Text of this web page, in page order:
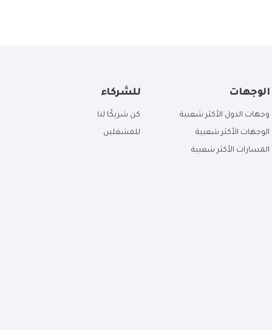
الوجهات
وجهات الدول الأكثر شعبية
الوجهات الأكثر شعبية
المسارات الأكثر شعبية
للشركاء
كن شريكًا لنا
للمشغلين